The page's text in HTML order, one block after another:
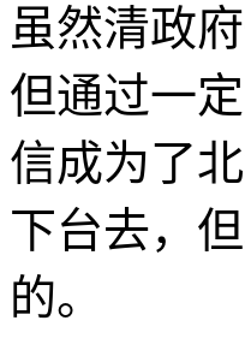
虽然清政
但通过一
信成为了
下台去，
的。